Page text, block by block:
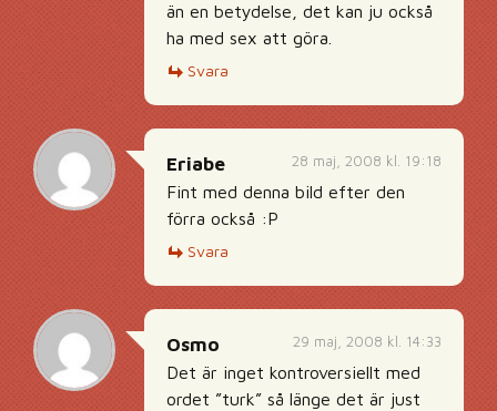
än en betydelse, det kan ju också
ha med sex att göra.
Svara
28 maj, 2008 kl. 19:18
Eriabe
Fint med denna bild efter den
förra också :P
Svara
29 maj, 2008 kl. 14:33
Osmo
Det är inget kontroversiellt med
ordet ”turk” så länge det är just